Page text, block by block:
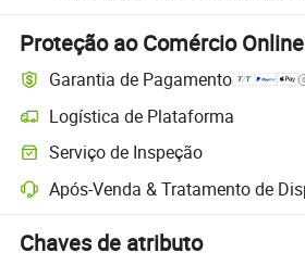
Proteção ao Comércio Online
Garantia de Pagamento
Logística de Plataforma
Serviço de Inspeção
Após-Venda & Tratamento de
Chaves de atributo